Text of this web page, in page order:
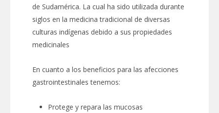
de Sudamérica. La cual ha sido utilizada durante
siglos en la medicina tradicional de diversas
culturas indígenas debido a sus propiedades
medicinales
En cuanto a los beneficios para las afecciones
gastrointestinales tenemos:
Protege y repara las mucosas